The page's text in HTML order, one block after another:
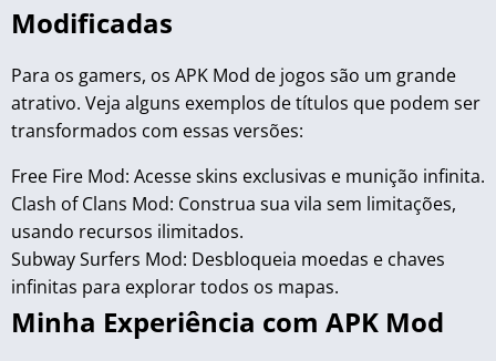
Modificadas
Para os gamers, os APK Mod de jogos são um grande
atrativo. Veja alguns exemplos de títulos que podem ser
transformados com essas versões:
Free Fire Mod: Acesse skins exclusivas e munição infinita.
Clash of Clans Mod: Construa sua vila sem limitações,
usando recursos ilimitados.
Subway Surfers Mod: Desbloqueia moedas e chaves
infinitas para explorar todos os mapas.
Minha Experiência com APK Mod